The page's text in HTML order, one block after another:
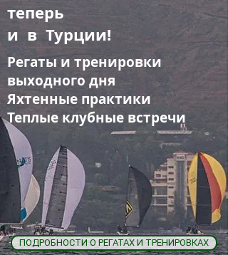
теперь
и в Турции!
Регаты и тренировки
выходного дня
Яхтенные практики
Теплые клубные встречи
ПОДРОБНОСТИ О РЕГАТАХ И ТРЕНИРОВКАХ